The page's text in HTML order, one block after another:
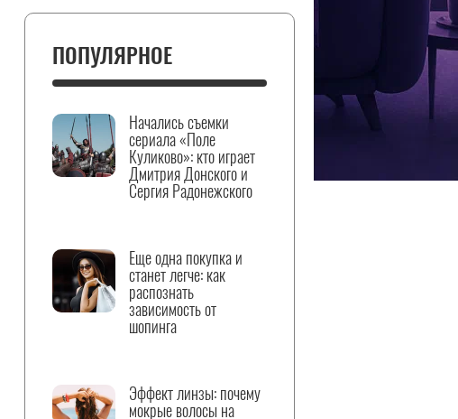
ПОПУЛЯРНОЕ
Начались съемки
сериала «Поле
Куликово»: кто играет
Дмитрия Донского и
Сергия Радонежского
Еще одна покупка и
станет легче: как
распознать
зависимость от
шопинга
Эффект линзы: почему
мокрые волосы на